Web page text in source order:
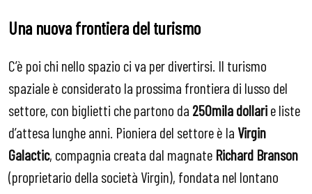
Una nuova frontiera del turismo
C’è poi chi nello spazio ci va per divertirsi. Il turismo
spaziale è considerato la prossima frontiera di lusso del
settore, con biglietti che partono da 250mila dollarie liste
d’attesa lunghe anni. Pioniera del settore è la Virgin
Galactic, compagnia creata dal magnate Richard Branson
(proprietario della società Virgin), fondata nel lontano